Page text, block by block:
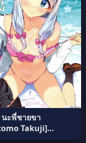
นะพี่ชายขา
Takuji]
Jima E